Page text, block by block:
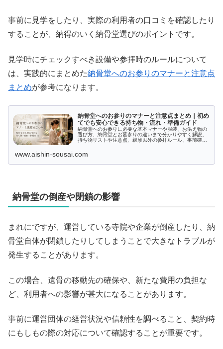
事前に見学をしたり、実際の利用者の口コミを確認したり
することが、納得のいく納骨堂選びのポイントです。
見学時にチェックすべき設備や参拝時のルールについて
は、実践的にまとめた納骨堂へのお参りのマナーと注意点
まとめが参考になります。
納骨堂へのお参りのマナーと注意点まとめ｜初め
てでも安心できる持ち物・流れ・準備ガイド
納骨堂へのお参りに必要な基本マナーや服装、お供え物の
選び方、納骨堂とお墓参りの違いまで分かりやすく解説。
持ち物リストや注意点、親族以外の参拝ルール、事前確認
www.aishin-sousai.com
納骨堂の倒産や閉鎖の影響
まれにですが、運営している寺院や企業が倒産したり、納
骨堂自体が閉鎖したりしてしまうことで大きなトラブルが
発生することがあります。
この場合、遺骨の移動先の確保や、新たな費用の負担な
ど、利用者への影響が甚大になることがあります。
事前に運営団体の経営状況や信頼性を調べること、契約時
にもしもの際の対応について確認することが重要です。